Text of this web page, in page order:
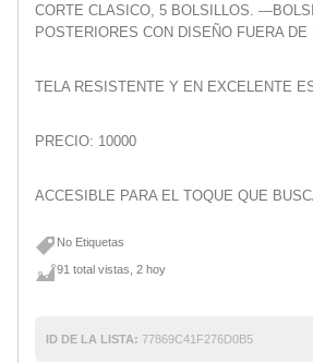
CORTE CLASICO, 5 BOLSILLOS.
POSTERIORES CON DISEÑO FUERA DE
TELA RESISTENTE Y EN EXCELENTE
PRECIO: 10000
ACCESIBLE PARA EL TOQUE QUE
No Etiquetas
91 total vistas, 2 hoy
ID DE LA LISTA: 77869C41F276D0B5